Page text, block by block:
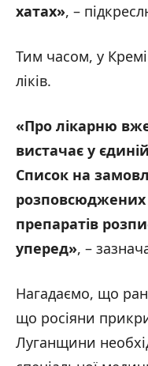
хатах», –
Тим часом, у
ліків.
«Про лікарню
вистачає у
Список на
препаратів
уперед», –
Нагадаємо, що
що росіяни
Луганщини